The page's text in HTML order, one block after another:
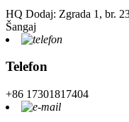
HQ Dodaj: Zgrada 1, br.
Šangaj
Telefon
+86 17301817404